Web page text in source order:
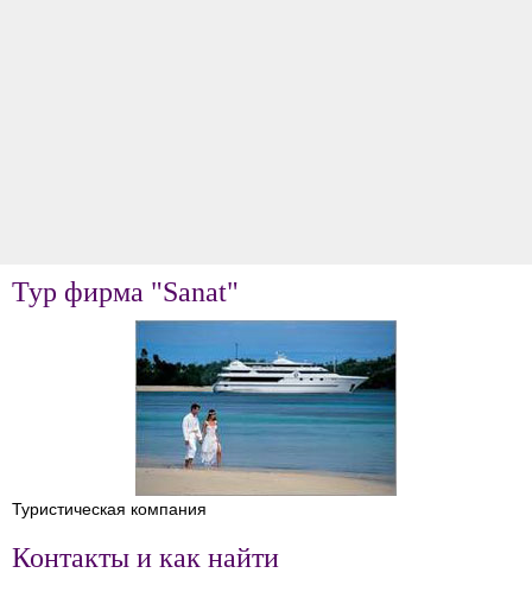
Тур фирма "Sanat"
Туристическая компания
Контакты и как найти